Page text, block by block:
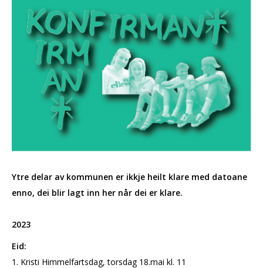
KONTAKT
Ytre delar av kommunen er ikkje heilt klare med datoane
enno, dei blir lagt inn her når dei er klare.
2023
Eid:
1. Kristi Himmelfartsdag, torsdag 18.mai kl. 11